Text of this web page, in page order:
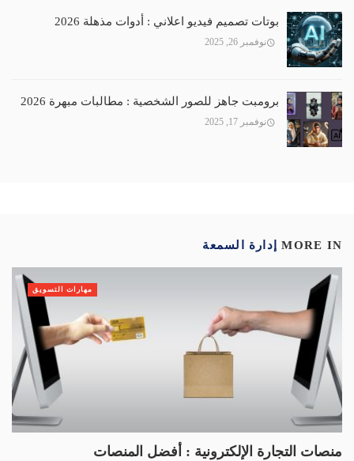
بوتات تصميم فيديو اعلاني : أدوات مذهلة 2026
نوفمبر 26, 2025
برومبت جاهز للصور الشخصية : مطالبات مبهرة 2026
نوفمبر 17, 2025
MORE IN إدارة السمعة
منصات التجارة الإلكترونية : أفضل المنصات
مهارات التسويق